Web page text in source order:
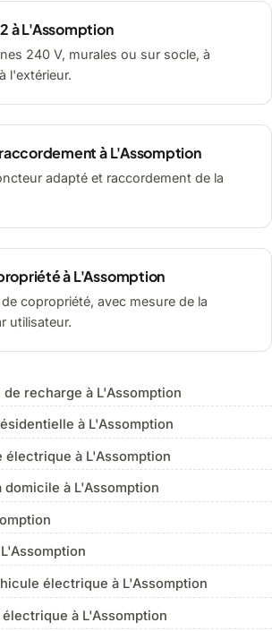
à L'Assomption
240 V, murales ou sur socle, à
l'extérieur.
à L'Assomption
adapté et raccordement de la
à L'Assomption
copropriété, avec mesure de la
utilisateur.
recharge à L'Assomption
à L'Assomption
électrique à L'Assomption
à L'Assomption
électrique à L'Assomption
à L'Assomption